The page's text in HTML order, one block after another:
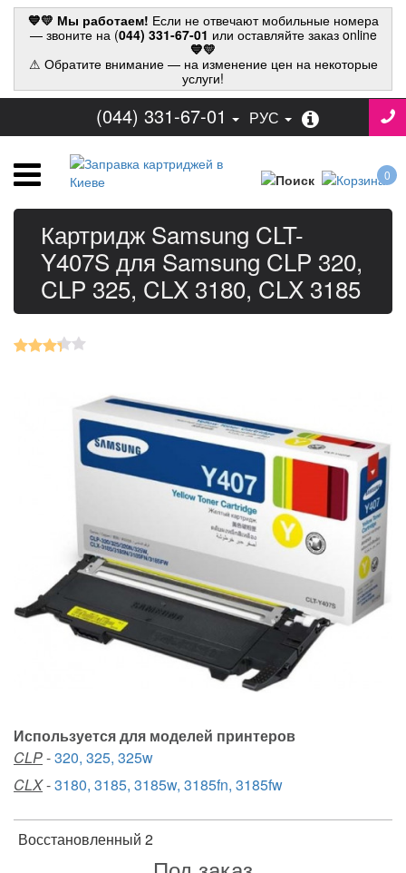
💙💛 Мы работаем! Если не отвечают мобильные номера
— звоните на (044) 331-67-01 или оставляйте заказ online
💙💛
⚠ Обратите внимание — на изменение цен на некоторые
услуги!
(044) 331-67-01 РУС
0
Картридж Samsung CLT-
Y407S для Samsung CLP 320,
CLP 325, CLX 3180, CLX 3185
Используется для моделей принтеров
CLP-320, 325, 325w
CLX-3180, 3185, 3185w, 3185fn, 3185fw
Восстановленный 2